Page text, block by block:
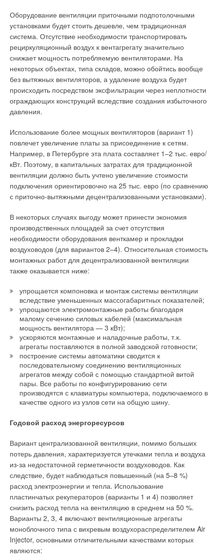
Оборудование вентиляции приточными подпотолочными
установками будет стоить дешевле, чем традиционная
система. Отсутствие необходимости транспортировать
рециркуляционный воздух к вентагрегату значительно
снижает мощность потребляемую вентиляторами. На
некоторых объектах, типа складов, можно обойтись вообще
без вытяжных вентиляторов, а удаление воздуха будет
происходить посредством эксфильтрации через неплотности
ограждающих конструкций вследствие создания избыточного
давления.
Использование более мощных вентиляторов (вариант 1)
повлечет увеличение платы за присоединение к сетям.
Например, в Петербурге эта плата составляет 1–2 тыс. евро/
кВт. Поэтому, в капитальных затратах для традиционной
вентиляции должно быть учтено увеличение стоимости
подключения ориентировочно на 25 тыс. евро (по сравнению
с приточно-вытяжными децентрализованными установками).
В некоторых случаях выгоду может принести экономия
производственных площадей за счет отсутствия
необходимости оборудования венткамер и прокладки
воздуховодов (для вариантов 2–4). Относительная стоимость
монтажных работ для децентрализованной вентиляции
также оказывается ниже:
упрощается компоновка и монтаж системы вентиляции
вследствие уменьшенных массогабаритных показателей;
упрощаются электромонтажные работы благодаря
малому сечению силовых кабелей (максимальная
мощность вентилятора — 3 кВт);
ускоряются монтажные и наладочные работы, т.к.
агрегаты поставляются в полной заводской готовности;
построение системы автоматики сводится к
последовательному соединению вентиляционных
агрегатов между собой с помощью стандартной витой
пары. Все работы по конфигурированию сети
производятся с клавиатуры компьютера, подключаемого в
качестве одного из узлов сети на общую шину.
Годовой расход энергоресурсов
Вариант централизованной вентиляции, помимо больших
потерь давления, характеризуется утечками тепла и воздуха
из-за недостаточной герметичности воздуховодов. Как
следствие, будет наблюдаться повышенный (на 5–8 %)
расход электроэнергии и тепла. Использование
пластинчатых рекуператоров (варианты 1 и 4) позволяет
снизить расход тепла на вентиляцию в среднем на 50 %.
Варианты 2, 3, 4 включают вентиляционные агрегаты
моноблочного типа с вихревым воздухораспределителем Air
Injector, основными отличительными качествами которых
являются:
изменяющегося назначения площадей
ЖУРНАЛ СОК НОЯБРЬ 2017
→
Промышленные котлы в инновационном тепличном
хозяйстве
ЖУРНАЛ СОК ИЮЛЬ 2017
→ Термически активированные системы зданий
ЖУРНАЛ СОК ИЮНЬ 2017
→ Вентиляция и климатика для симфонического оркестра
ЖУРНАЛ СОК ЯНВАРЬ 2017
Уведомления отключены
Комментарии
В этой теме еще нет комментариев
Ваше имя *
Ваш E-mail *